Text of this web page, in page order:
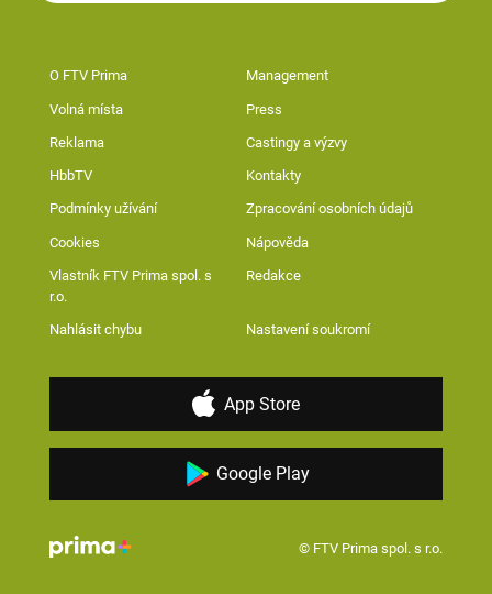
O FTV Prima Management
Volná místa Press
Reklama Castingy a výzvy
HbbTV Kontakty
Podmínky užívání Zpracování osobních údajů
Cookies Nápověda
Vlastník FTV Prima spol. s
r.o.
Redakce
Nahlásit chybu Nastavení soukromí
App Store
Google Play
© FTV Prima spol. s r.o.